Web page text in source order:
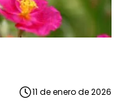
11 de enero de 2026